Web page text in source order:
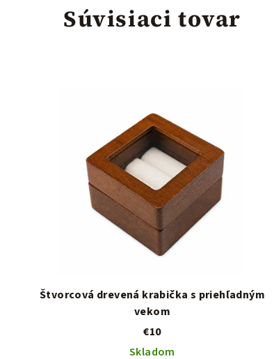
Súvisiaci tovar
Štvorcová drevená krabička s priehľadným
vekom
€10
Skladom